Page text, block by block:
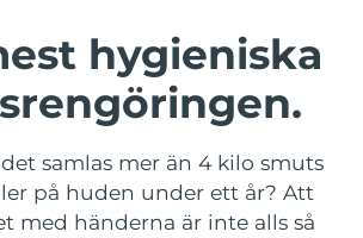
hygieniska
samlas mer än 4 kilo smuts
på huden under ett år? Att
med händerna är inte alls så
4-paket
aging massage
2-paket
toning
Förväntad leverans 09/08/26
Förväntad leverans10/08/26
Förväntad leverans15/08/26